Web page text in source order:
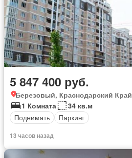
5 847 400 руб.
Березовый, Краснодарский Край
1 Комната
34 кв.м
Поднимать
Паркинг
13 часов назад